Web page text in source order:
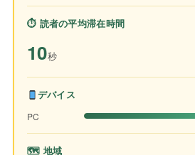
⏱ 読者の平均滞在時間
10秒
デバイス
PC
🗺 地域